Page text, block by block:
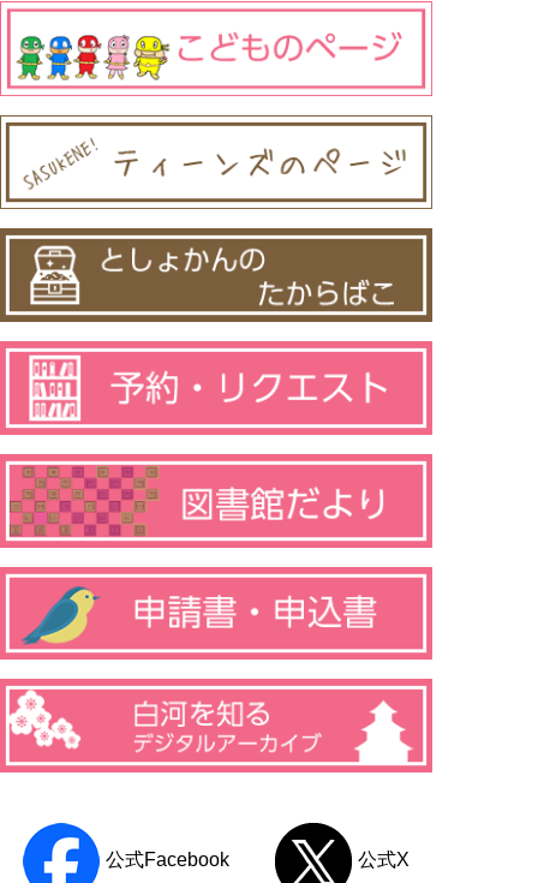
公式Facebook 公式X